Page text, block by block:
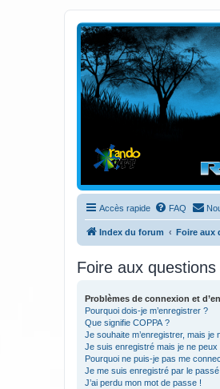
Randovttfree.fr
Bienvenue sur le site des randos
Accès rapide FAQ
Index du forum Foire aux
Foire aux
Problèmes de connexion et
Pourquoi dois-je m’enregistrer ?
Que signifie COPPA ?
Je souhaite m’enregistrer, mais je
Je suis enregistré mais je ne
Pourquoi ne puis-je pas me
Je me suis enregistré par le
J’ai perdu mon mot de passe !